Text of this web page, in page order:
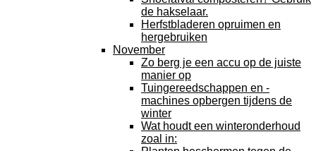
de hakselaar.
Herfstbladeren opruimen en
hergebruiken
November
Zo berg je een accu op de juiste
manier op
Tuingereedschappen en -
machines opbergen tijdens de
winter
Wat houdt een winteronderhoud
zoal in: